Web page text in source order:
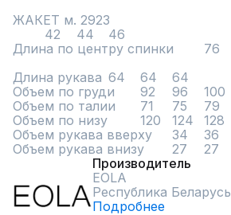
ЖАКЕТ м. 2923
Длина по центру спинки	76	76	76
Длина рукава	64	64	64
Объем по груди	92	96	100
Объем по талии	71	75	79
Объем по низу	120	124	128
Объем рукава вверху	34	36	38
Производитель
EOLA
Республика Беларусь
Подробнее